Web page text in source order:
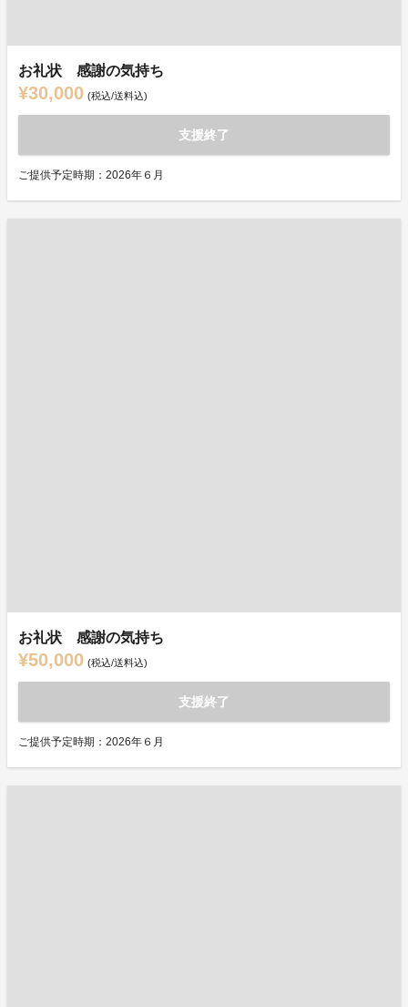
お礼状 感謝の気持ち
¥30,000 (税込/送料込)
支援終了
ご提供予定時期：2026年６月
お礼状 感謝の気持ち
¥50,000 (税込/送料込)
支援終了
ご提供予定時期：2026年６月